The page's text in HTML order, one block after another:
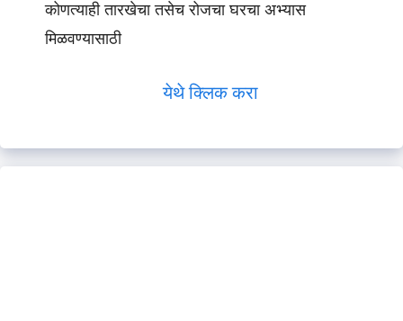
कोणत्याही तारखेचा तसेच रोजचा घरचा अभ्यास
मिळवण्यासाठी
येथे क्लिक करा